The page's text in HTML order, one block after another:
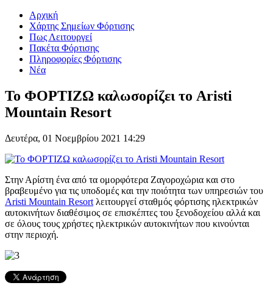
Αρχική
Χάρτης Σημείων Φόρτισης
Πως Λειτουργεί
Πακέτα Φόρτισης
Πληροφορίες Φόρτισης
Νέα
To ΦΟΡΤΙΖΩ καλωσορίζει το Aristi
Mountain Resort
Δευτέρα, 01 Νοεμβρίου 2021 14:29
Στην Αρίστη ένα από τα ομορφότερα Ζαγοροχώρια και στο
βραβευμένο για τις υποδομές και την ποιότητα των υπηρεσιών του
Aristi Mountain Resort λειτουργεί σταθμός φόρτισης ηλεκτρικών
αυτοκινήτων διαθέσιμος σε επισκέπτες του ξενοδοχείου αλλά και
σε όλους τους χρήστες ηλεκτρικών αυτοκινήτων που κινούνται
στην περιοχή.